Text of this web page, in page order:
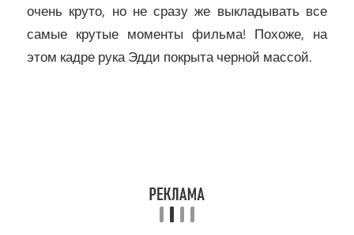
очень круто, но не сразу же выкладывать все
самые крутые моменты фильма! Похоже, на
этом кадре рука Эдди покрыта черной массой.